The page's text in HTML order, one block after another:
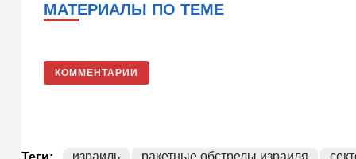
МАТЕРИАЛЫ ПО ТЕМЕ
КОММЕНТАРИИ